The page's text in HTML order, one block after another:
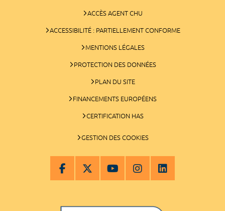
ACCÈS AGENT CHU
ACCESSIBILITÉ : PARTIELLEMENT CONFORME
MENTIONS LÉGALES
PROTECTION DES DONNÉES
PLAN DU SITE
FINANCEMENTS EUROPÉENS
CERTIFICATION HAS
GESTION DES COOKIES